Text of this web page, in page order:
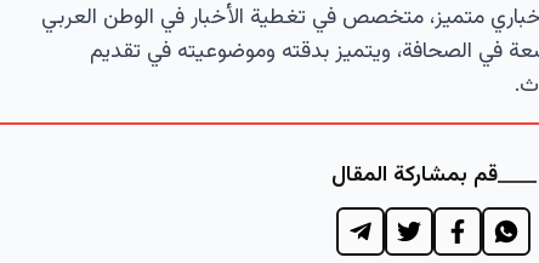
متميز، متخصص في تغطية الأخبار في الوطن العربي
في الصحافة، ويتميز بدقته وموضوعيته في تقديم
قم بمشاركة المقال